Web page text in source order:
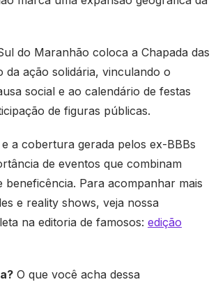
do Maranhão coloca a Chapada das
da ação solidária, vinculando o
social e ao calendário de festas
de figuras públicas.
a cobertura gerada pelos ex-BBBs
de eventos que combinam
beneficência. Para acompanhar mais
e reality shows, veja nossa
na editoria de famosos: edição
O que você acha dessa